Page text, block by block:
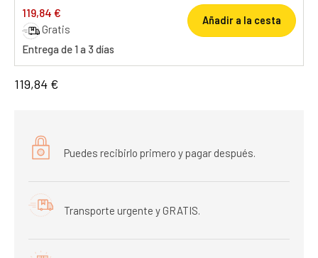
119,84 €
Gratis
Entrega de 1 a 3 días
Añadir a la cesta
119,84 €
Puedes recibirlo primero y pagar después.
Transporte urgente y GRATIS.